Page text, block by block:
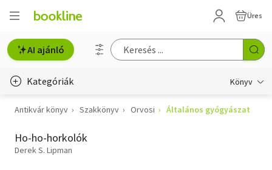
Üres
AI ajánló
Kategóriák Könyv
Életmód, egészség
Erotika
Antikvár könyv Szakkönyv Orvosi Általános gyógyászat
Ho-ho-horkolók
Derek S. Lipman